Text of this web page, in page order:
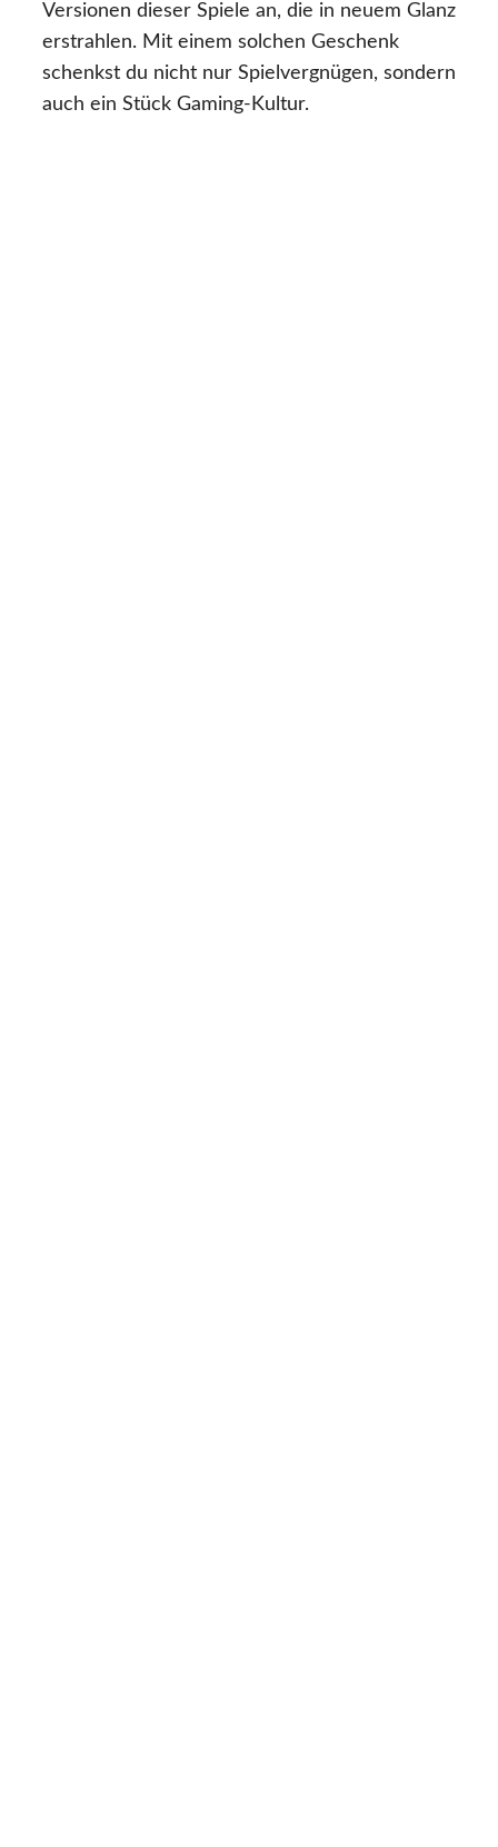
Versionen dieser Spiele an, die in neuem Glanz
erstrahlen. Mit einem solchen Geschenk
schenkst du nicht nur Spielvergnügen, sondern
auch ein Stück Gaming-Kultur.